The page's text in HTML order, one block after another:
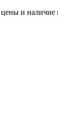
и наличие